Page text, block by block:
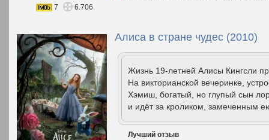
7
6.706
Алиса в стране чудес (2010)
Жизнь 19-летней Алисы Кингсли
На викторианской вечеринке,
Хэмиш, богатый, но глупый сын
и идёт за кроликом, замеченным
Лучший отзыв